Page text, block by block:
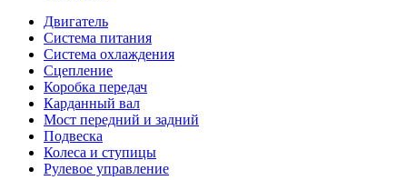
Двигатель
Система питания
Система охлаждения
Сцепление
Коробка передач
Карданный вал
Мост передний и задний
Подвеска
Колеса и ступицы
Рулевое управление